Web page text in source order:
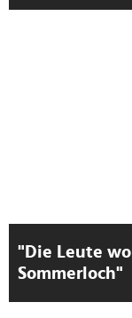
"Die Leute
Sommerloch"